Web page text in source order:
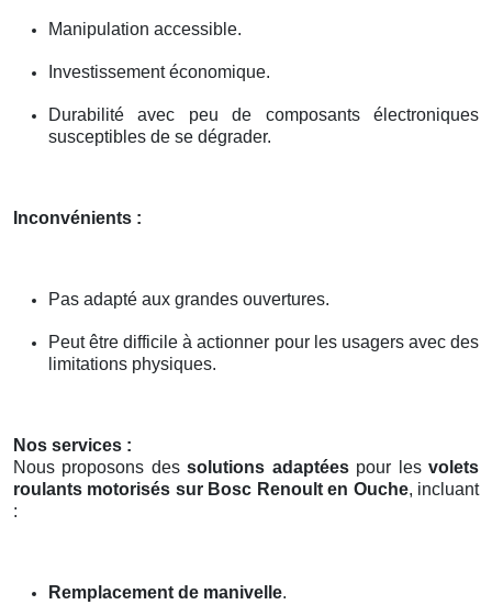
Manipulation accessible.
Investissement économique.
Durabilité avec peu de composants électroniques
susceptibles de se dégrader.
Inconvénients :
Pas adapté aux grandes ouvertures.
Peut être difficile à actionner pour les usagers avec des
limitations physiques.
Nos services :
Nous proposons dessolutions adaptéespour lesvolets
roulants motorisés sur Bosc Renoult en Ouche, incluant
:
Remplacement de manivelle.